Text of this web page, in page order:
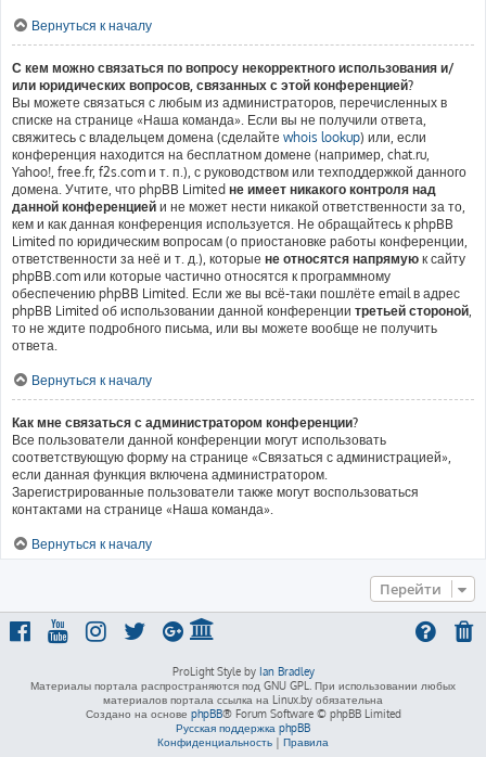
Вернуться к началу
С кем можно связаться по вопросу некорректного использования и/
или юридических вопросов, связанных с этой конференцией?
Вы можете связаться с любым из администраторов, перечисленных в
списке на странице «Наша команда». Если вы не получили ответа,
свяжитесь с владельцем домена (сделайте whois lookup) или, если
конференция находится на бесплатном домене (например, chat.ru,
Yahoo!, free.fr, f2s.com и т. п.), с руководством или техподдержкой данного
домена. Учтите, что phpBB Limited не имеет никакого контроля над
данной конференцией и не может нести никакой ответственности за то,
кем и как данная конференция используется. Не обращайтесь к phpBB
Limited по юридическим вопросам (о приостановке работы конференции,
ответственности за неё и т. д.), которые не относятся напрямую к сайту
phpBB.com или которые частично относятся к программному
обеспечению phpBB Limited. Если же вы всё-таки пошлёте email в адрес
phpBB Limited об использовании данной конференции третьей стороной,
то не ждите подробного письма, или вы можете вообще не получить
ответа.
Вернуться к началу
Как мне связаться с администратором конференции?
Все пользователи данной конференции могут использовать
соответствующую форму на странице «Связаться с администрацией»,
если данная функция включена администратором.
Зарегистрированные пользователи также могут воспользоваться
контактами на странице «Наша команда».
Вернуться к началу
Перейти
ProLight Style by Ian Bradley
Материалы портала распространяются под GNU GPL. При использовании любых
материалов портала ссылка на Linux.by обязательна
Создано на основе phpBB® Forum Software © phpBB Limited
Русская поддержка phpBB
Конфиденциальность | Правила